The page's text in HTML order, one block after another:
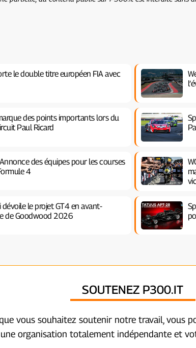
le double titre européen FIA avec
des points importants lors du
Paul Ricard
des équipes pour les courses
4
le projet GT4 en avant-
de Goodwood 2026
SOUTENEZ P300.IT
vous souhaitez soutenir notre travail, vous
organisation totalement indépendante et